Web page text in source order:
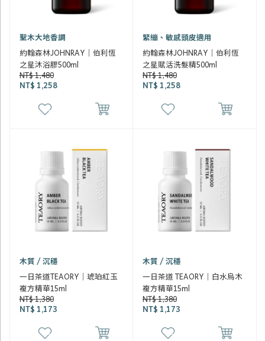
聖木大地香調
約翰森林JOHNRAY｜伯利恆
之星沐浴膠500ml
NT$ 1,480
NT$ 1,258
緊繃、敏感頭皮適用
約翰森林JOHNRAY｜伯利恆
之星賦活洗髮精500ml
NT$ 1,480
NT$ 1,258
木質 / 沉穩
一日茶道TEAORY｜琥珀紅玉
複方精華15ml
NT$ 1,380
NT$ 1,173
木質 / 沉穩
一日茶道 TEAORY｜白水烏木
複方精華15ml
NT$ 1,380
NT$ 1,173